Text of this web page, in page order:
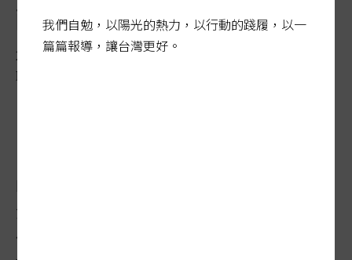
酪農達人 給牛戴運動手環
2019-09-28 00:22:27
聯合報 / 記者郭琇真／專題報導
隻剛沖完澡的乳牛，正排隊走進擠乳室，準
備擠乳。仔細一看，乳牛的腳踝上綁著一個
我們自勉，以陽光的熱力，以行動的踐履，以一
篇篇報導，讓台灣更好。